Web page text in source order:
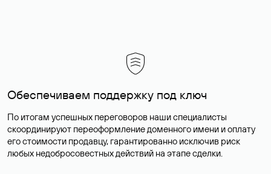
Обеспечиваем поддержку под ключ
По итогам успешных переговоров наши специалисты
скоординируют переоформление доменного имени и оплату
его стоимости продавцу, гарантированно исключив риск
любых недобросовестных действий на этапе сделки.